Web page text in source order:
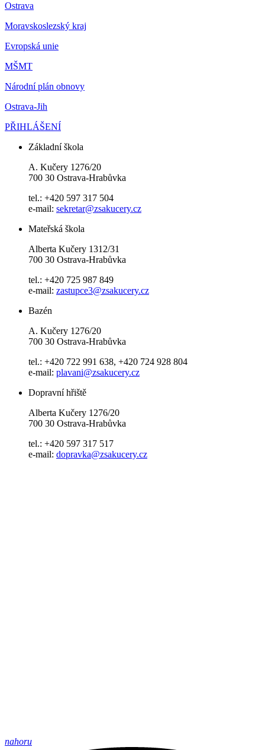
Ostrava
Moravskoslezský kraj
Evropská unie
MŠMT
Národní plán obnovy
Ostrava-Jih
PŘIHLÁŠENÍ
Základní škola
A. Kučery 1276/20
700 30 Ostrava-Hrabůvka
tel.: +420 597 317 504
e-mail: sekretar@zsakucery.cz
Mateřská škola
Alberta Kučery 1312/31
700 30 Ostrava-Hrabůvka
tel.: +420 725 987 849
e-mail: zastupce3@zsakucery.cz
Bazén
A. Kučery 1276/20
700 30 Ostrava-Hrabůvka
tel.: +420 722 991 638, +420 724 928 804
e-mail: plavani@zsakucery.cz
Dopravní hřiště
Alberta Kučery 1276/20
700 30 Ostrava-Hrabůvka
tel.: +420 597 317 517
e-mail: dopravka@zsakucery.cz
nahoru